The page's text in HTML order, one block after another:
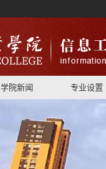
学院新闻 专业设置